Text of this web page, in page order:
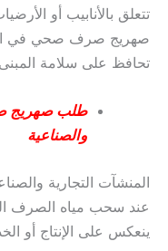
تتعلق بالأنابيب أو
صهريج صرف صحي في
تحافظ على سلامة
طلب صهريج
والصناعية
المنشآت التجارية
عند سحب مياه الصرف
ينعكس على الإنتاج أو